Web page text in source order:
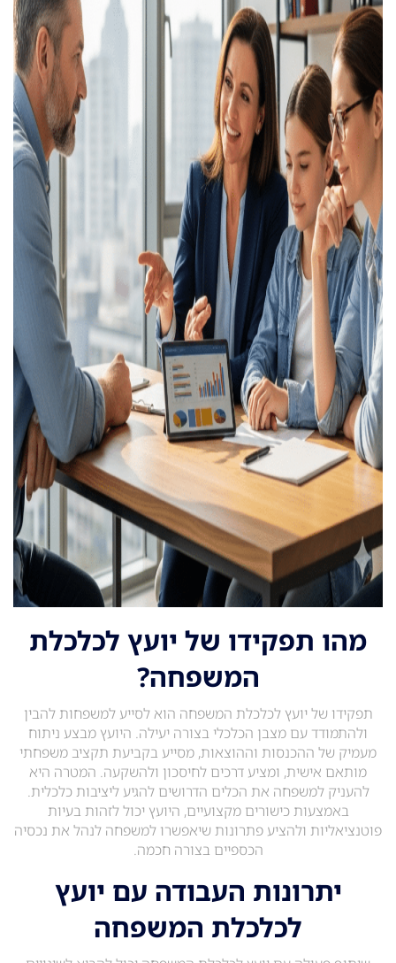
מהו תפקידו של יועץ לכלכלת
המשפחה?
תפקידו של יועץ לכלכלת המשפחה הוא לסייע למשפחות להבין
ולהתמודד עם מצבן הכלכלי בצורה יעילה. היועץ מבצע ניתוח
מעמיק של ההכנסות וההוצאות, מסייע בקביעת תקציב משפחתי
מותאם אישית, ומציע דרכים לחיסכון ולהשקעה. המטרה היא
להעניק למשפחה את הכלים הדרושים להגיע ליציבות כלכלית.
באמצעות כישורים מקצועיים, היועץ יכול לזהות בעיות
פוטנציאליות ולהציע פתרונות שיאפשרו למשפחה לנהל את נכסיה
הכספיים בצורה חכמה.
יתרונות העבודה עם יועץ
לכלכלת המשפחה